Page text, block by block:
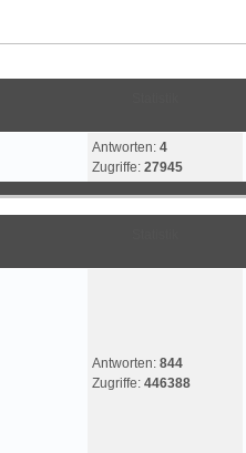
Antworten: 4
Zugriffe: 27945
Antworten: 844
Zugriffe: 446388